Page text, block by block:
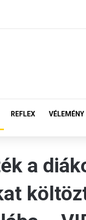
REFLEX VÉLEMÉNY
a